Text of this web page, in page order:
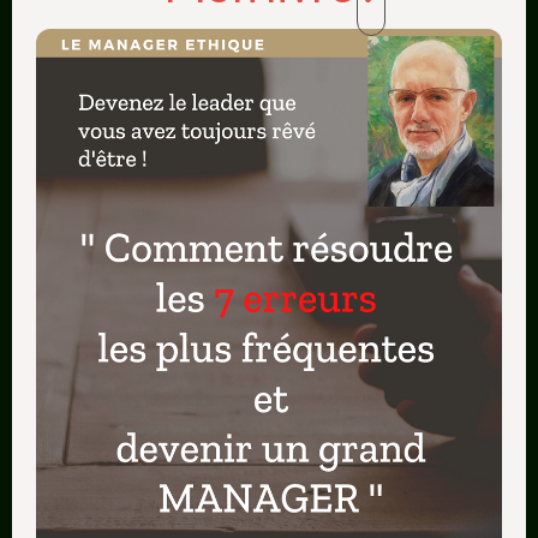
procrastination) !
faites un pointhebdomadaire
C’est génial de faire se point chaque
semaine ! prenez une feuille de papier et
écrivez tous les progrès et toutes vos
avancées de la semaine
vous serez vous-même surpris des tout
ce que vous avez pu obtenir en 7 jours
Récompensez-vous !
Oui, vous faites des efforts réguliers,
importants vous avez bien le droit de
vous récompensez
faites vous plaisir en groupe, ou seul, ce
qui est certainement mieux, quoique le